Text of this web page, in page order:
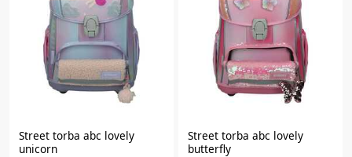
Street torba abc lovely
unicorn
Street torba abc lovely
butterfly